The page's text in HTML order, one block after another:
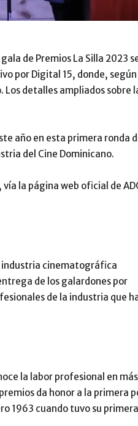
de Premios La Silla 2023
por Digital 15, donde, según
detalles ampliados sobre
año en esta primera ronda
del Cine Dominicano.
la página web oficial de
industria cinematográfica
de los galardones por
de la industria que
la labor profesional en
da honor a la primera
1963 cuando tuvo su primera